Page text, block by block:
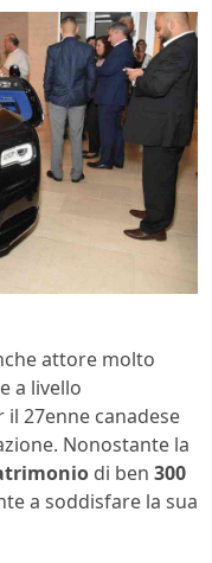
attore molto
a livello
27enne canadese
Nonostante la
di ben 300
a soddisfare la sua